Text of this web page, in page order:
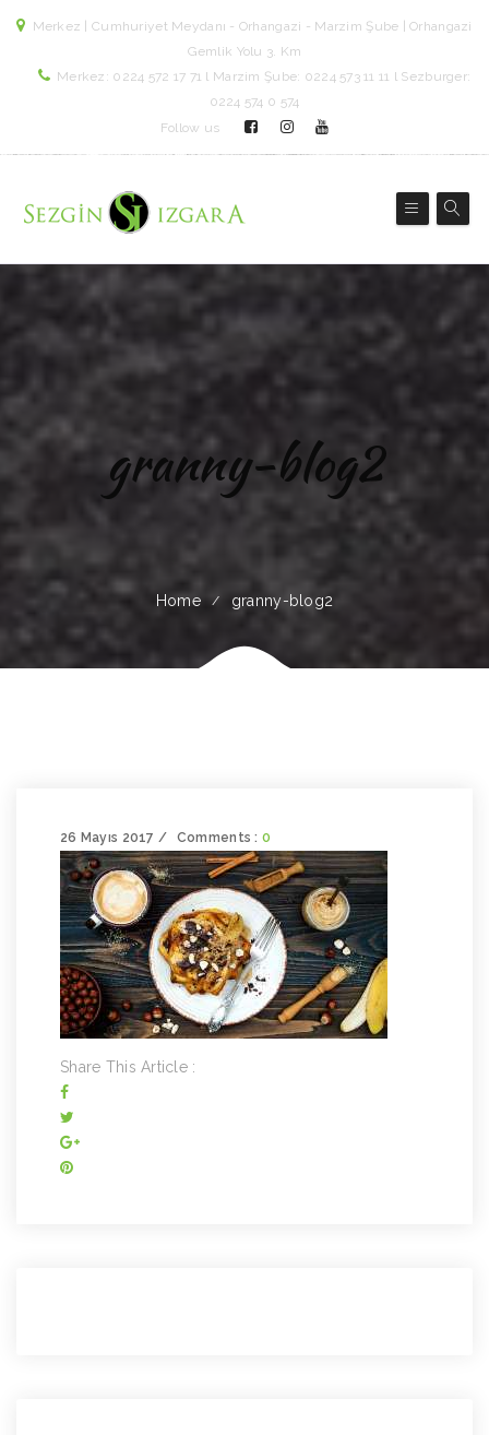
Merkez | Cumhuriyet Meydanı - Orhangazi - Marzim Şube | Orhangazi
Gemlik Yolu 3. Km
Merkez: 0224 572 17 71 l Marzim Şube: 0224 573 11 11 l Sezburger:
0224 574 0 574
Follow us
granny-blog2
Home granny-blog2
26 Mayıs 2017 Comments :0
Share This Article :